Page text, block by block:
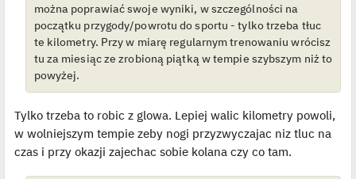
o
j
e
d
y
n
c
z
y
o
t
można poprawiać swoje wyniki, w szczególności na
początku przygody/powrotu do sportu - tylko trzeba tłuc
te kilometry. Przy w miarę regularnym trenowaniu wrócisz
tu za miesiąc ze zrobioną piątką w tempie szybszym niż to
powyżej.
Tylko trzeba to robic z glowa. Lepiej walic kilometry powoli,
w wolniejszym tempie zeby nogi przyzwyczajac niz tluc na
czas i przy okazji zajechac sobie kolana czy co tam.